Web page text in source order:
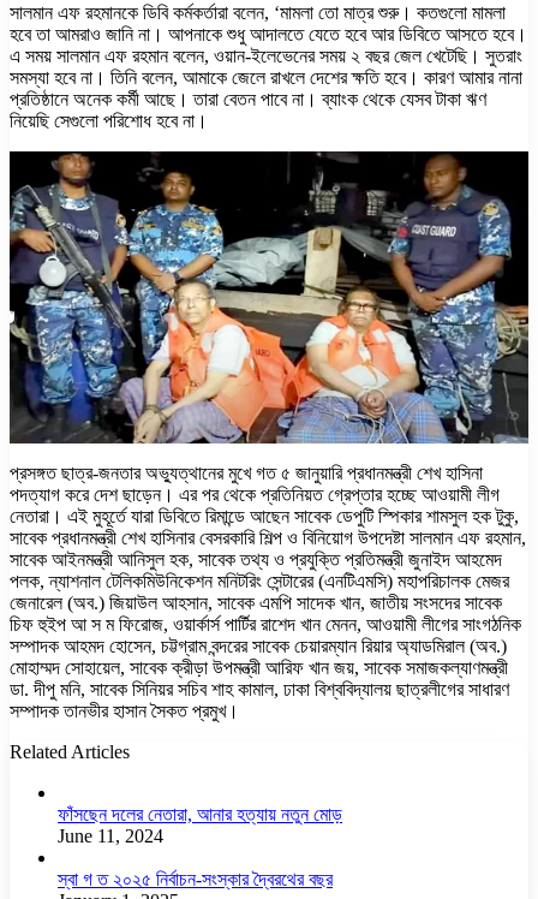
সালমান এফ রহমানকে ডিবি কর্মকর্তারা বলেন, ‘মামলা তো মাত্র শুরু। কতগুলো মামলা
হবে তা আমরাও জানি না। আপনাকে শুধু আদালতে যেতে হবে আর ডিবিতে আসতে হবে।
এ সময় সালমান এফ রহমান বলেন, ওয়ান-ইলেভেনের সময় ২ বছর জেল খেটেছি। সুতরাং
সমস্যা হবে না। তিনি বলেন, আমাকে জেলে রাখলে দেশের ক্ষতি হবে। কারণ আমার নানা
প্রতিষ্ঠানে অনেক কর্মী আছে। তারা বেতন পাবে না। ব্যাংক থেকে যেসব টাকা ঋণ
নিয়েছি সেগুলো পরিশোধ হবে না।
প্রসঙ্গত ছাত্র-জনতার অভ্যুত্থানের মুখে গত ৫ জানুয়ারি প্রধানমন্ত্রী শেখ হাসিনা
পদত্যাগ করে দেশ ছাড়েন। এর পর থেকে প্রতিনিয়ত গ্রেপ্তার হচ্ছে আওয়ামী লীগ
নেতারা। এই মুহূর্তে যারা ডিবিতে রিমান্ডে আছেন সাবেক ডেপুটি স্পিকার শামসুল হক টুকু,
সাবেক প্রধানমন্ত্রী শেখ হাসিনার বেসরকারি শিল্প ও বিনিয়োগ উপদেষ্টা সালমান এফ রহমান,
সাবেক আইনমন্ত্রী আনিসুল হক, সাবেক তথ্য ও প্রযুক্তি প্রতিমন্ত্রী জুনাইদ আহমেদ
পলক, ন্যাশনাল টেলিকমিউনিকেশন মনিটরিং সেন্টারের (এনটিএমসি) মহাপরিচালক মেজর
জেনারেল (অব.) জিয়াউল আহসান, সাবেক এমপি সাদেক খান, জাতীয় সংসদের সাবেক
চিফ হুইপ আ স ম ফিরোজ, ওয়ার্কার্স পার্টির রাশেদ খান মেনন, আওয়ামী লীগের সাংগঠনিক
সম্পাদক আহমদ হোসেন, চট্টগ্রাম বন্দরের সাবেক চেয়ারম্যান রিয়ার অ্যাডমিরাল (অব.)
মোহাম্মদ সোহায়েল, সাবেক ক্রীড়া উপমন্ত্রী আরিফ খান জয়, সাবেক সমাজকল্যাণমন্ত্রী
ডা. দীপু মনি, সাবেক সিনিয়র সচিব শাহ কামাল, ঢাকা বিশ্ববিদ্যালয় ছাত্রলীগের সাধারণ
সম্পাদক তানভীর হাসান সৈকত প্রমুখ।
Related Articles
ফাঁসছেন দলের নেতারা, আনার হত্যায় নতুন মোড়
June 11, 2024
স্বা গ ত ২০২৫ নির্বাচন-সংস্কার দ্বৈরথের বছর